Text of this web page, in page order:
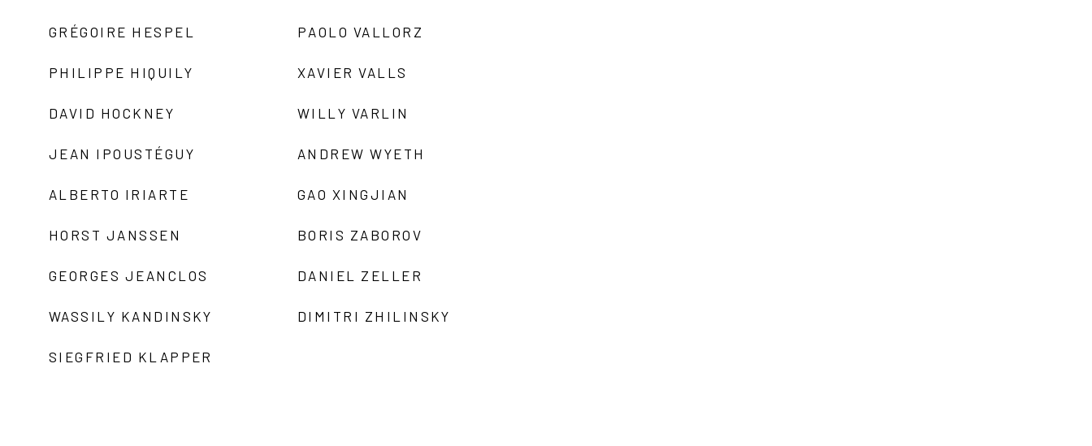
GRÉGOIRE HESPEL
PHILIPPE HIQUILY
DAVID HOCKNEY
JEAN IPOUSTÉGUY
ALBERTO IRIARTE
HORST JANSSEN
GEORGES JEANCLOS
WASSILY KANDINSKY
SIEGFRIED KLAPPER
PAOLO VALLORZ
XAVIER VALLS
WILLY VARLIN
ANDREW WYETH
GAO XINGJIAN
BORIS ZABOROV
DANIEL ZELLER
DIMITRI ZHILINSKY